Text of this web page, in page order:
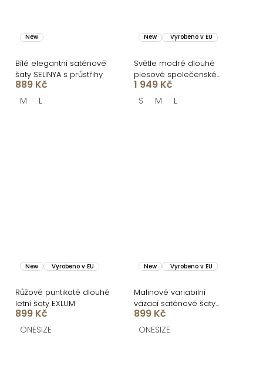
New
Bílé elegantní saténové
šaty SELINYA s průstřihy
889 Kč
M L
New Vyrobeno v EU
Světle modré dlouhé
plesové společenské
šaty CELLINES
1 949 Kč
S M L
New Vyrobeno v EU
Růžové puntikaté dlouhé
letní šaty EXLUM
899 Kč
ONESIZE
New Vyrobeno v EU
Malinové variabilní
vázací saténové šaty
899 Kč
ONESIZE